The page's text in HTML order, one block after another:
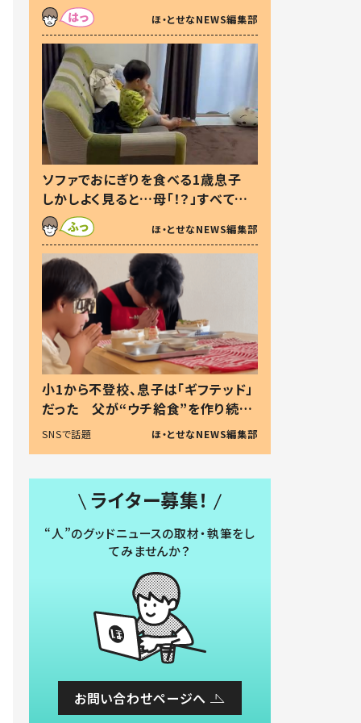
た本音とは
ほ・とせなNEWS編集部
ソファでおにぎりを食べる1歳息子
しかしよく見ると…母「！？」すべてを
察した母の投稿に「可愛いから許
す！」「現行犯〜」
ほ・とせなNEWS編集部
小1から不登校、息子は「ギフテッド」
だった 父が“ウチ給食”を作り続け
る理由とは #令和の親 #令和の子
SNSで話題 ほ・とせなNEWS編集部
ライター募集！
“人”のグッドニュースの取材・執筆をし
てみませんか？
お問い合わせページへ